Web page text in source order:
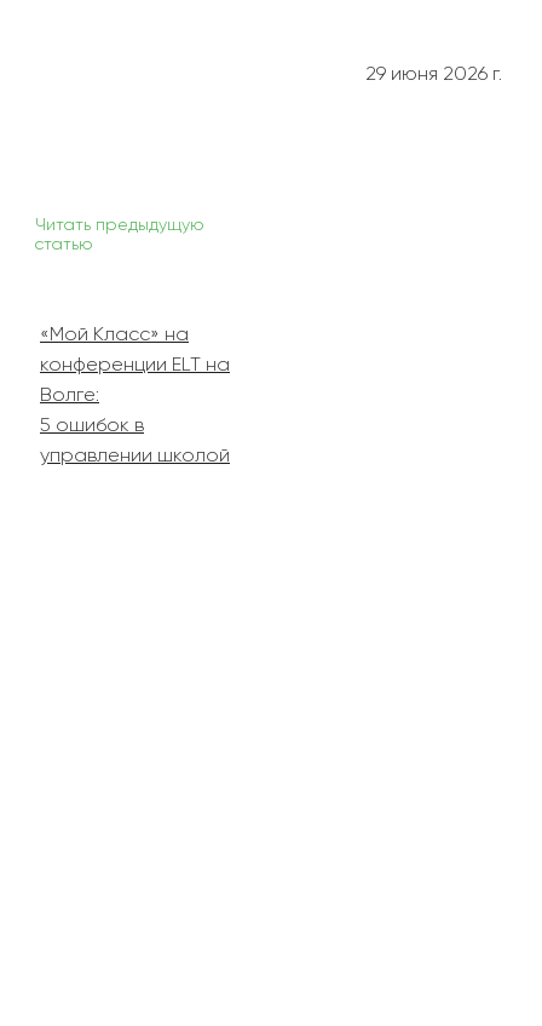
29 июня 2026 г.
Читать предыдущую
статью
«Мой Класс» на
конференции ELT на
Волге:
5 ошибок в
управлении школой